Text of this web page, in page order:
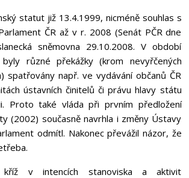
statut již 13.4.1999, nicméně souhlas s
ČR až v r. 2008 (Senát PČR dne
sněmovna 29.10.2008. V období
různé překážky (krom nevyřčených
spatřovány např. ve vydávání občanů ČR
ústavních činitelů či právu hlavy státu
Proto také vláda při prvním předložení
(2002) současně navrhla i změny Ústavy
odmítl. Nakonec převážil názor, že
kříž v intencích stanoviska a aktivit